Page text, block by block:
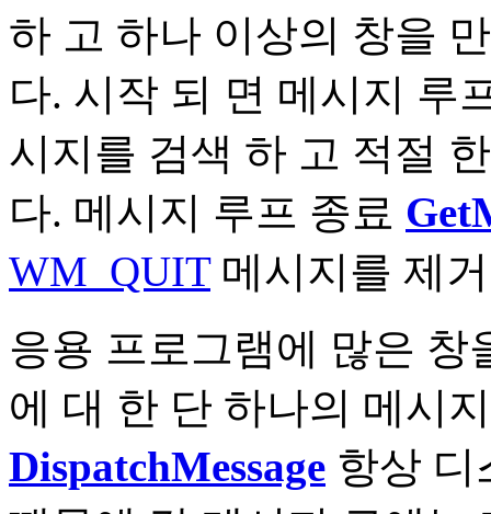
하 고 하나 이상의 창을
다. 시작 되 면 메시지 루
시지를 검색 하 고 적절
다. 메시지 루프 종료
WM_QUIT메시지를 제
응용 프로그램에 많은 창
에 대 한 단 하나의 메시
DispatchMessage 항상 디